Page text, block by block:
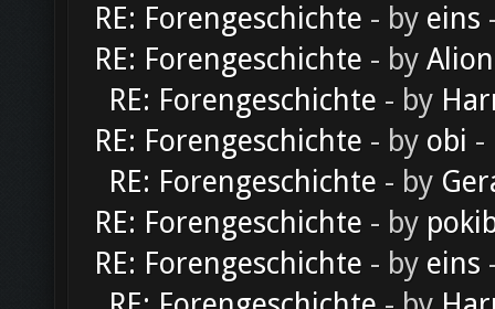
RE: Forengeschichte - by eins
RE: Forengeschichte - by Alion
RE: Forengeschichte - by
RE: Forengeschichte - by obi -
RE: Forengeschichte - by
RE: Forengeschichte - by
RE: Forengeschichte - by eins